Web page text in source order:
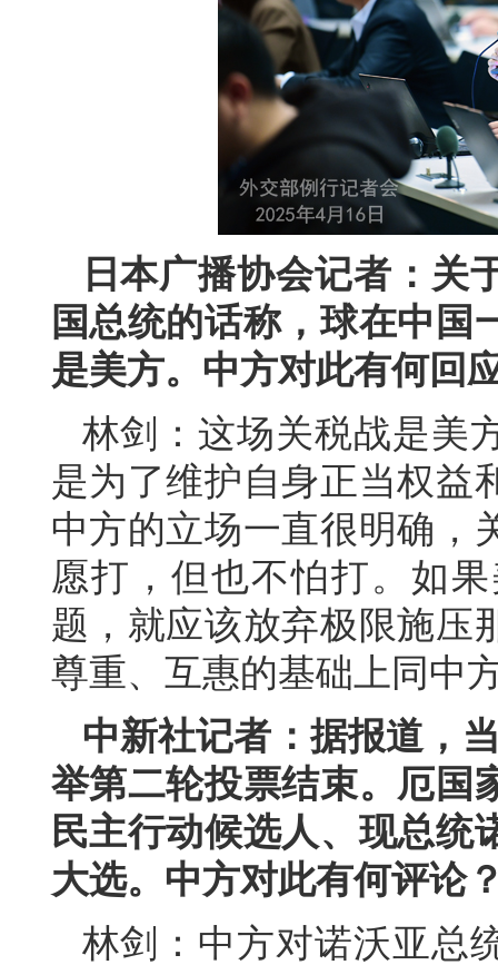
日本广播协会记者：关
国总统的话称，球在中国
是美方。中方对此有何回
林剑：这场关税战是美
是为了维护自身正当权益
中方的立场一直很明确，
愿打，但也不怕打。如
题，就应该放弃极限施压
尊重、互惠的基础上同中
中新社记者：据报道，
举第二轮投票结束。厄国
民主行动候选人、现总统
大选。中方对此有何评论
林剑：中方对诺沃亚总